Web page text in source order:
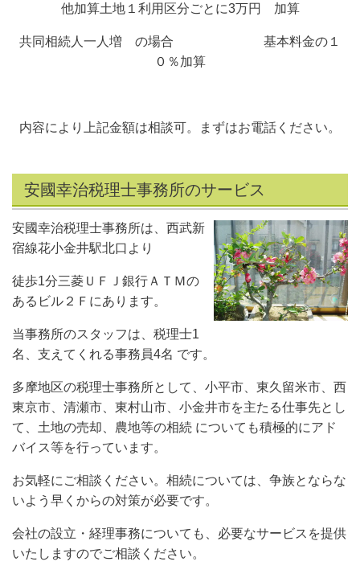
他加算土地１利用区分ごとに3万円 加算
共同相続人一人増 の場合 基本料金の１
０％加算
内容により上記金額は相談可。まずはお電話ください。
安國幸治税理士事務所のサービス
安國幸治税理士事務所は、西武新
宿線花小金井駅北口より
徒歩1分三菱ＵＦＪ銀行ＡＴＭの
あるビル２Ｆにあります。
当事務所のスタッフは、税理士1
名、支えてくれる事務員4名 です。
多摩地区の税理士事務所として、小平市、東久留米市、西
東京市、清瀬市、東村山市、小金井市を主たる仕事先とし
て、土地の売却、農地等の相続 についても積極的にアド
バイス等を行っています。
お気軽にご相談ください。相続については、争族とならな
いよう早くからの対策が必要です。
会社の設立・経理事務についても、必要なサービスを提供
いたしますのでご相談ください。